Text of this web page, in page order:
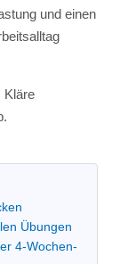
und einen
Kläre
Übungen
4-Wochen-